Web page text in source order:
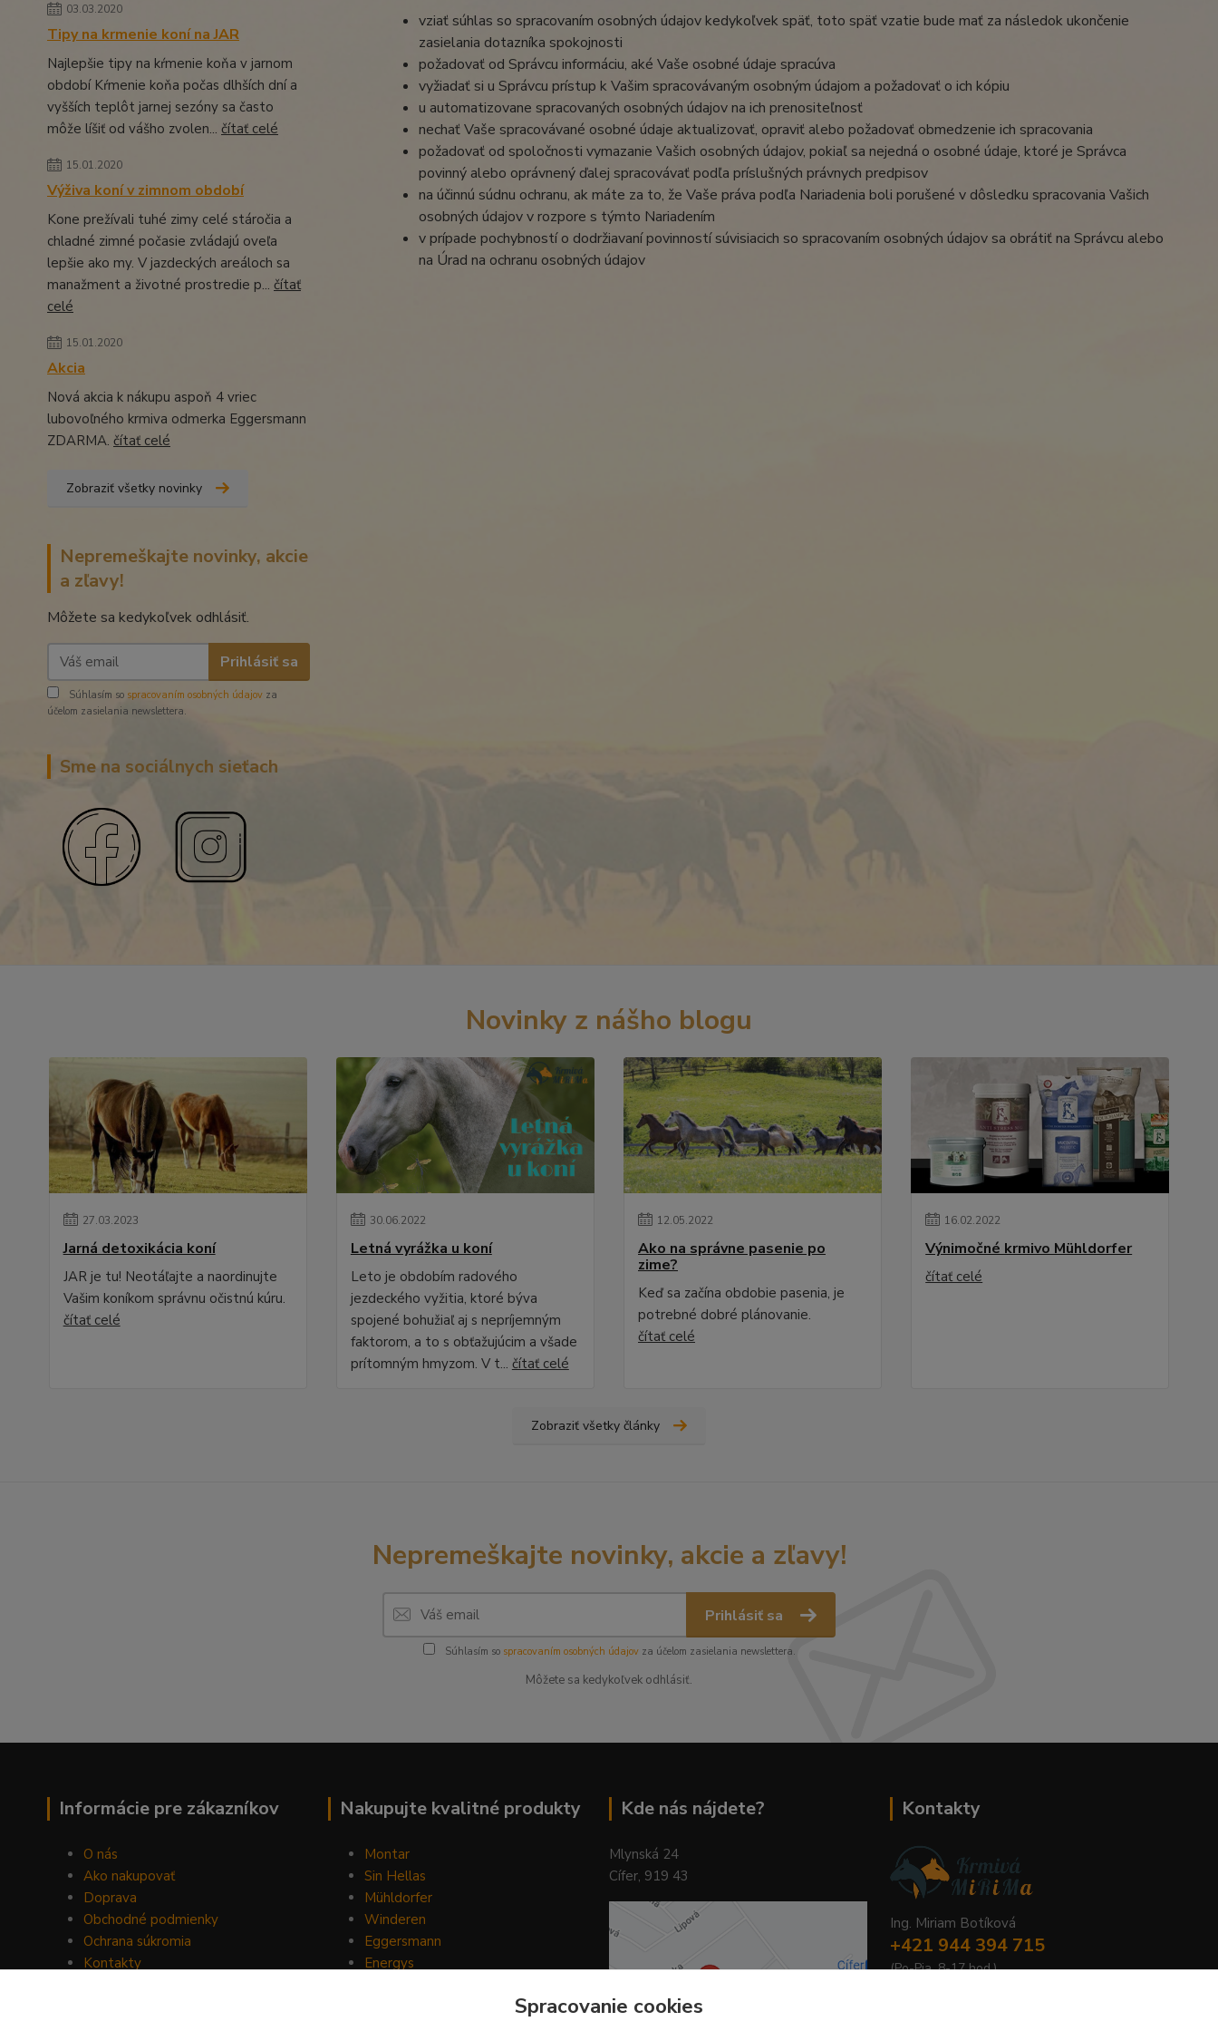
03.03.2020
Tipy na krmenie koní na JAR
Najlepšie tipy na kŕmenie koňa v jarnom
období Kŕmenie koňa počas dlhších dní a
vyšších teplôt jarnej sezóny sa často
môže líšiť od vášho zvolen... čítať celé
15.01.2020
Výživa koní v zimnom období
Kone prežívali tuhé zimy celé stáročia a
chladné zimné počasie zvládajú oveľa
lepšie ako my. V jazdeckých areáloch sa
manažment a životné prostredie p... čítať
celé
15.01.2020
Akcia
Nová akcia k nákupu aspoň 4 vriec
lubovoľného krmiva odmerka Eggersmann
ZDARMA. čítať celé
Zobraziť všetky novinky
Nepremeškajte novinky, akcie
a zľavy!
Môžete sa kedykoľvek odhlásiť.
Prihlásiť sa
Súhlasím so spracovaním osobných údajov za
účelom zasielania newslettera.
Sme na sociálnych sieťach
vziať súhlas so spracovaním osobných údajov kedykoľvek späť, toto späť vzatie bude mať za následok ukončenie
zasielania dotazníka spokojnosti
požadovať od Správcu informáciu, aké Vaše osobné údaje spracúva
vyžiadať si u Správcu prístup k Vašim spracovávaným osobným údajom a požadovať o ich kópiu
u automatizovane spracovaných osobných údajov na ich prenositeľnosť
nechať Vaše spracovávané osobné údaje aktualizovať, opraviť alebo požadovať obmedzenie ich spracovania
požadovať od spoločnosti vymazanie Vašich osobných údajov, pokiaľ sa nejedná o osobné údaje, ktoré je Správca
povinný alebo oprávnený ďalej spracovávať podľa príslušných právnych predpisov
na účinnú súdnu ochranu, ak máte za to, že Vaše práva podľa Nariadenia boli porušené v dôsledku spracovania Vašich
osobných údajov v rozpore s týmto Nariadením
v prípade pochybností o dodržiavaní povinností súvisiacich so spracovaním osobných údajov sa obrátiť na Správcu alebo
na Úrad na ochranu osobných údajov
Novinky z nášho blogu
27.03.2023
Jarná detoxikácia koní
JAR je tu! Neotáľajte a naordinujte
Vašim koníkom správnu očistnú kúru.
čítať celé
30.06.2022
Letná vyrážka u koní
Leto je obdobím radového
jezdeckého vyžitia, ktoré býva
spojené bohužiaľ aj s nepríjemným
faktorom, a to s obťažujúcim a všade
prítomným hmyzom. V t... čítať celé
12.05.2022
Ako na správne pasenie po
zime?
Keď sa začína obdobie pasenia, je
potrebné dobré plánovanie.
čítať celé
16.02.2022
Výnimočné krmivo Mühldorfer
čítať celé
Zobraziť všetky články
Nepremeškajte novinky, akcie a zľavy!
Prihlásiť sa
Súhlasím so spracovaním osobných údajovza účelom zasielania newslettera.
Môžete sa kedykoľvek odhlásiť.
Informácie pre zákazníkov
O nás
Ako nakupovať
Doprava
Obchodné podmienky
Ochrana súkromia
Kontakty
Nakupujte kvalitné produkty
Montar
Sin Hellas
Mühldorfer
Winderen
Eggersmann
Energys
Kde nás nájdete?
Mlynská 24
Cífer, 919 43
Kontakty
Ing. Miriam Botíková
+421 944 394 715
(Po-Pia, 8-17 hod.)
Spracovanie cookies